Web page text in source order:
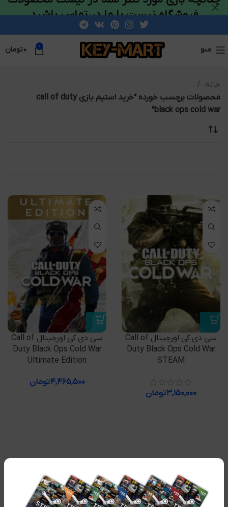
منو 0 ۰تومان
خانه
محصولات برچسب خورده “خرید استیم بازی call of duty
black ops cold war”
سی دی کی اورجینال Call of
Duty Black Ops Cold War
STEAM
۳,۱۵۰,۰۰۰تومان
سی دی کی اورجینال Call of
Duty Black Ops Cold War
Ultimate Edition
۴,۴۶۵,۵۰۰تومان
فروشگاه نیست با ما در تماس باشید